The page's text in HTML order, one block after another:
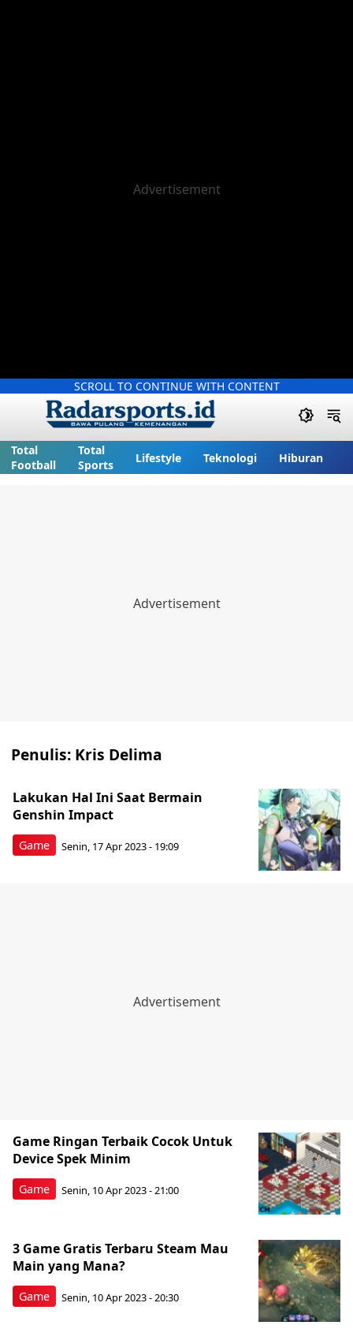
SCROLL TO CONTINUE WITH CONTENT
Total
Football
Total
Sports
Lifestyle Teknologi Hiburan
Penulis: Kris Delima
Game
Lakukan Hal Ini Saat Bermain
Genshin Impact
Senin, 17 Apr 2023 - 19:09
Game
Game Ringan Terbaik Cocok Untuk
Device Spek Minim
Senin, 10 Apr 2023 - 21:00
Game
3 Game Gratis Terbaru Steam Mau
Main yang Mana?
Senin, 10 Apr 2023 - 20:30